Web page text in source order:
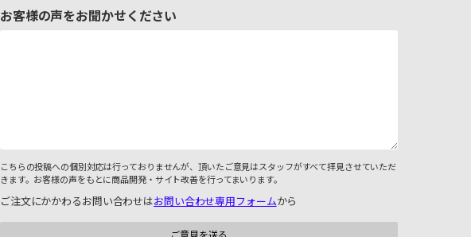
お客様の声をお聞かせください
こちらの投稿への個別対応は行っておりませんが、頂いたご意見はスタッフがすべて拝見させていただ
きます。お客様の声をもとに商品開発・サイト改善を行ってまいります。
ご注文にかかわるお問い合わせはお問い合わせ専用フォームから